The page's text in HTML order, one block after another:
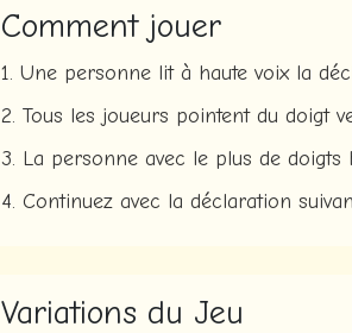
Comment jouer
1. Une personne lit à haute voix la
2. Tous les joueurs pointent du doigt
3. La personne avec le plus de
4. Continuez avec la déclaration
Variations du Jeu